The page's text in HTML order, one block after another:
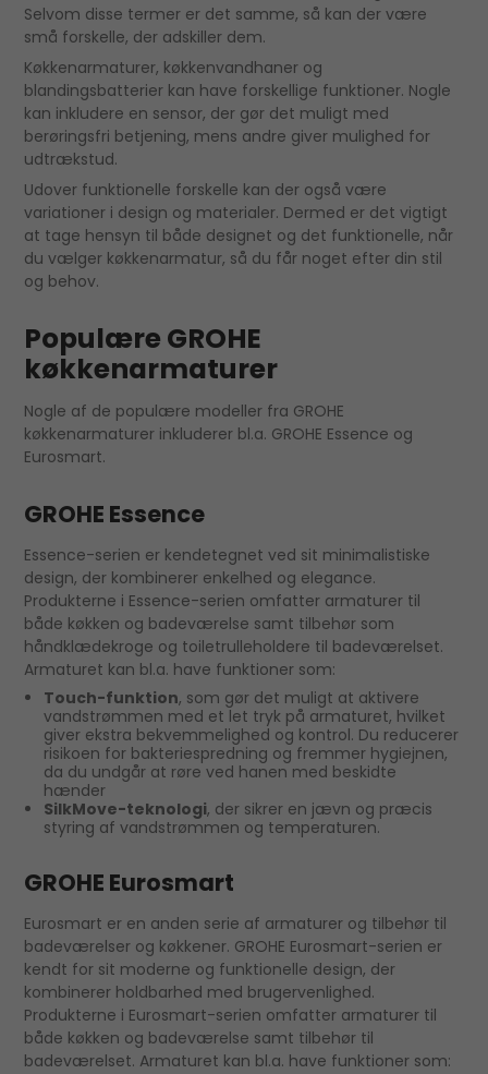
Selvom disse termer er det samme, så kan der være
små forskelle, der adskiller dem.
Køkkenarmaturer, køkkenvandhaner og
blandingsbatterier kan have forskellige funktioner. Nogle
kan inkludere en sensor, der gør det muligt med
berøringsfri betjening, mens andre giver mulighed for
udtrækstud.
Udover funktionelle forskelle kan der også være
variationer i design og materialer. Dermed er det vigtigt
at tage hensyn til både designet og det funktionelle, når
du vælger køkkenarmatur, så du får noget efter din stil
og behov.
Populære GROHE
køkkenarmaturer
Nogle af de populære modeller fra GROHE
køkkenarmaturer inkluderer bl.a. GROHE Essence og
Eurosmart.
GROHE Essence
Essence-serien er kendetegnet ved sit minimalistiske
design, der kombinerer enkelhed og elegance.
Produkterne i Essence-serien omfatter armaturer til
både køkken og badeværelse samt tilbehør som
håndklædekroge og toiletrulleholdere til badeværelset.
Armaturet kan bl.a. have funktioner som:
Touch-funktion, som gør det muligt at aktivere
vandstrømmen med et let tryk på armaturet, hvilket
giver ekstra bekvemmelighed og kontrol. Du reducerer
risikoen for bakteriespredning og fremmer hygiejnen,
da du undgår at røre ved hanen med beskidte
hænder
SilkMove-teknologi, der sikrer en jævn og præcis
styring af vandstrømmen og temperaturen.
GROHE Eurosmart
Eurosmart er en anden serie af armaturer og tilbehør til
badeværelser og køkkener. GROHE Eurosmart-serien er
kendt for sit moderne og funktionelle design, der
kombinerer holdbarhed med brugervenlighed.
Produkterne i Eurosmart-serien omfatter armaturer til
både køkken og badeværelse samt tilbehør til
badeværelset. Armaturet kan bl.a. have funktioner som: